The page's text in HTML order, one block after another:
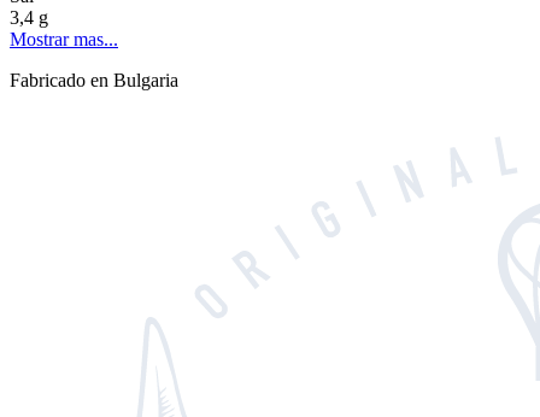
3,4 g
Mostrar mas...
Fabricado en Bulgaria